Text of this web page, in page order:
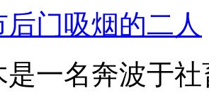
门吸烟的二人
是一名奔波于社